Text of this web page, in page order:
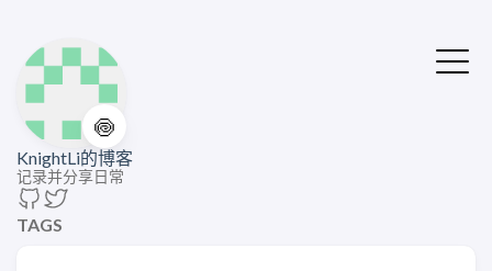
🍥
KnightLi的博客
记录并分享日常
TAGS